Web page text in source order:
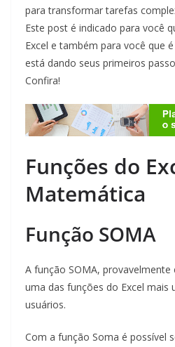
para transformar tarefas
Este post é indicado para você
Excel e também para você que
está dando seus primeiros
Confira!
Funções do
Matemática
Função SOMA
A função SOMA,
uma das funções do Excel mais
usuários.
Com a função Soma é possível